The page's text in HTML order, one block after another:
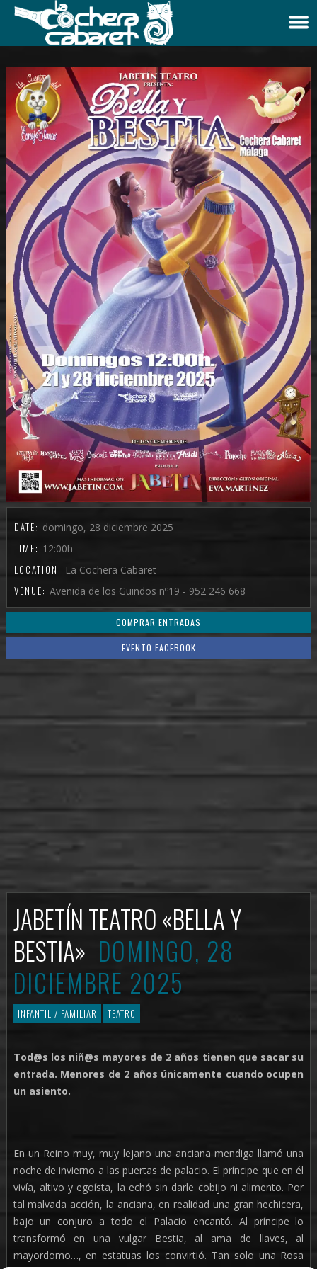
DATE: domingo, 28 diciembre 2025
TIME: 12:00h
LOCATION: La Cochera Cabaret
VENUE: Avenida de los Guindos nº19 - 952 246 668
COMPRAR ENTRADAS
EVENTO FACEBOOK
JABETÍN TEATRO «BELLA Y
BESTIA» DOMINGO, 28
DICIEMBRE 2025
INFANTIL / FAMILIAR TEATRO
Tod@s los niñ@s mayores de 2 años tienen que sacar su
entrada. Menores de 2 años únicamente cuando ocupen
un asiento.
En un Reino muy, muy lejano una anciana mendiga llamó una
noche de invierno a las puertas de palacio. El príncipe que en él
vivía, altivo y egoísta, la echó sin darle cobijo ni alimento. Por
tal malvada acción, la anciana, en realidad una gran hechicera,
bajo un conjuro a todo el Palacio encantó. Al príncipe lo
transformó en una vulgar Bestia, al ama de llaves, al
mayordomo…, en estatuas los convirtió. Tan solo una Rosa